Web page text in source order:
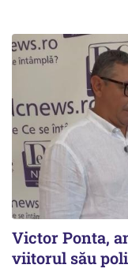
Victor Ponta,
viitorul său